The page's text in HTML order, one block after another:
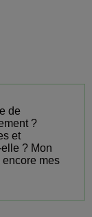
de
?
et
? Mon
encore mes